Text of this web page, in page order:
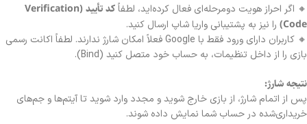
🔸 اگر احراز هویت دومرحله‌ای فعال کرده‌اید، لطفاً
کد تأیید (Verification
Code) را نیز به پشتیبانی واریا شاپ ارسال کنید.
🔸 کاربران دارای ورود فقط با Google فعلاً امکان شارژ ندارند. لطفاً اکانت رسمی
بازی را از داخل تنظیمات، به حساب خود متصل کنید (Bind).
نتیجه شارژ:
پس از اتمام شارژ، از بازی خارج شوید و مجدد وارد شوید تا آیتم‌ها و جم‌های
خریداری‌شده در حساب شما نمایش داده شوند.